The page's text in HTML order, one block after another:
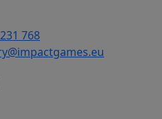
768